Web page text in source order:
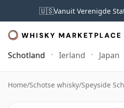
🇺🇸Vanuit Verenigde
Schotland Ierland Japan
Home/Schotse whisky/Speyside